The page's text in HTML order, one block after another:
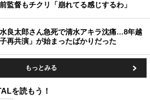
監督もチクリ「崩れてる感じするわ」
良太郎さん急死で清水アキラ沈痛…8年越
再共演」が始まったばかりだった
もっとみる
を読もう！